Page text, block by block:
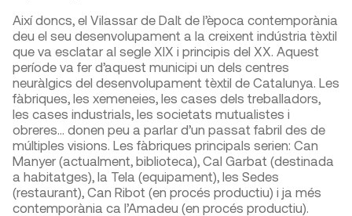
Així doncs, el Vilassar de Dalt de l’època contemporània
deu el seu desenvolupament a la creixent indústria tèxtil
que va esclatar al segle XIX i principis del XX. Aquest
període va fer d’aquest municipi un dels centres
neuràlgics del desenvolupament tèxtil de Catalunya. Les
fàbriques, les xemeneies, les cases dels treballadors,
les cases industrials, les societats mutualistes i
obreres… donen peu a parlar d’un passat fabril des de
múltiples visions. Les fàbriques principals serien: Can
Manyer (actualment, biblioteca), Cal Garbat (destinada
a habitatges), la Tela (equipament), les Sedes
(restaurant), Can Ribot (en procés productiu) i ja més
contemporània ca l’Amadeu (en procés productiu).